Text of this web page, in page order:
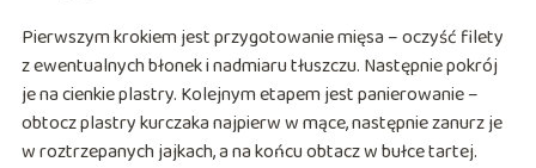
Pierwszym krokiem jest przygotowanie mięsa – oczyść filety
z ewentualnych błonek i nadmiaru tłuszczu. Następnie pokrój
je na cienkie plastry. Kolejnym etapem jest panierowanie –
obtocz plastry kurczaka najpierw w mące, następnie zanurz je
w roztrzepanych jajkach, a na końcu obtacz w bułce tartej.